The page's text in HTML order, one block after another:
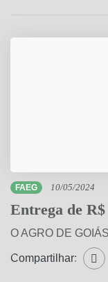
FAEG 10/05/2024
Entrega de
O AGRO DE
Compartilhar: